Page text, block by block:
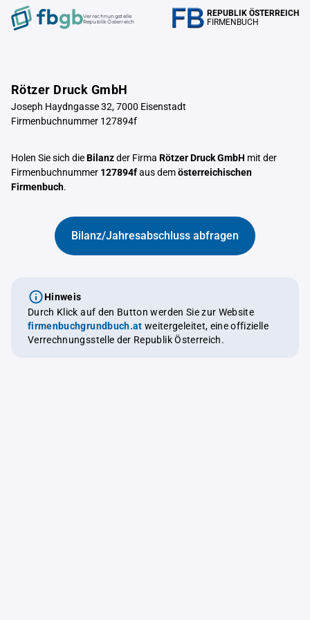
Verrechnungstelle
Republik Österreich
REPUBLIK ÖSTERREICH
FIRMENBUCH
Rötzer Druck GmbH
Joseph Haydngasse 32, 7000 Eisenstadt
Firmenbuchnummer 127894f
Holen Sie sich dieBilanzder Firma Rötzer Druck GmbH mit der
Firmenbuchnummer 127894faus demösterreichischen
Firmenbuch.
Bilanz/Jahresabschluss abfragen
Hinweis
Durch Klick auf den Button werden Sie zur Website
firmenbuchgrundbuch.at weitergeleitet, eine offizielle
Verrechnungsstelle der Republik Österreich.